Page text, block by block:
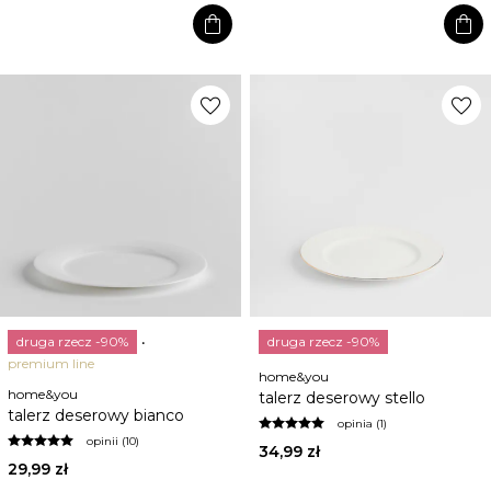
shopping_bag shopping_bag
favorite
druga rzecz -90%
premium line
home&you
talerz deserowy bianco
opinii (10)
29,99 zł
favorite
druga rzecz -90%
home&you
talerz deserowy stello
opinia (1)
34,99 zł